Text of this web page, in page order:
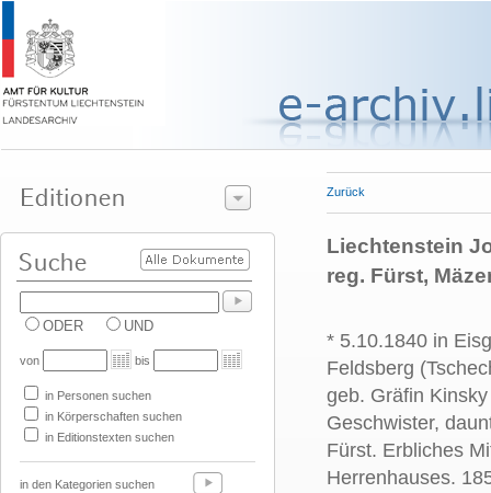
ODER UND
von bis
in Personen suchen
in Körperschaften suchen
in Editionstexten suchen
in den Kategorien suchen
Zurück
Liechtenstein
reg. Fürst,
* 5.10.1840 in
Feldsberg
geb. Gräfin
Geschwister,
Fürst. Erbliches
Herrenhauses.